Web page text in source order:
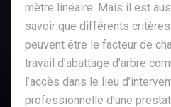
mètre linéaire. Mais il est
savoir que différents
peuvent être le facteur de
travail d’abattage d’arbre
l’accès dans le lieu
professionnelle d’une